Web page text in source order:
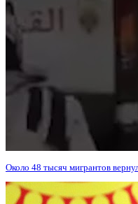
Около 48 тысяч мигрантов